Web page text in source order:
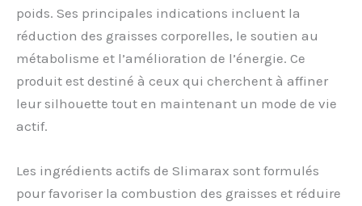
poids. Ses principales indications incluent la
réduction des graisses corporelles, le soutien au
métabolisme et l’amélioration de l’énergie. Ce
produit est destiné à ceux qui cherchent à affiner
leur silhouette tout en maintenant un mode de vie
actif.
Les ingrédients actifs de Slimarax sont formulés
pour favoriser la combustion des graisses et réduire